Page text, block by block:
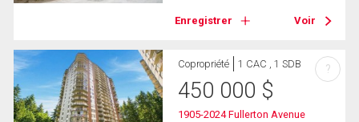
Enregistrer Voir
Copropriété 1 CAC , 1 SDB
450 000 $
1905-2024 Fullerton Avenue
?